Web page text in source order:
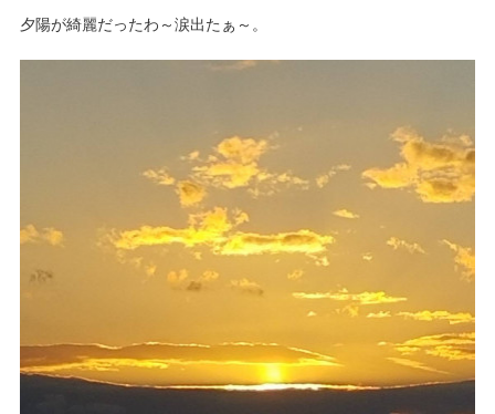
夕陽が綺麗だったわ～涙出たぁ～。